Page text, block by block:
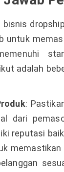
bisnis
untuk
adalah
:
dari
reputasi
memastikan